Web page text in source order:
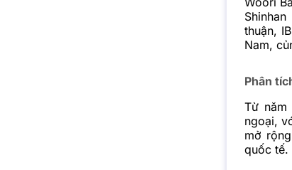
thuận,
Nam,
Phân
Từ năm
ngoại,
mở
quốc tế.